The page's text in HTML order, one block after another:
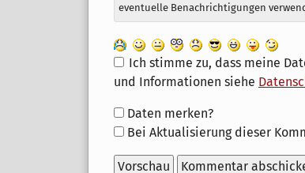
eventuelle Benachrichtigungen
Ich stimme zu, dass meine
und Informationen siehe
Formular-
Optionen
Daten merken?
Bei Aktualisierung dieser